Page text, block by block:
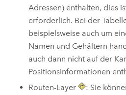
Adressen) enthalten, dies
erforderlich. Bei der
beispielsweise auch um
Namen und Gehältern
auch dann nicht auf der
Positionsinformationen
Routen-Layer
: Sie